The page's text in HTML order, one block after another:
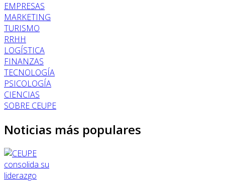
EMPRESAS
MARKETING
TURISMO
RRHH
LOGÍSTICA
FINANZAS
TECNOLOGÍA
PSICOLOGÍA
CIENCIAS
SOBRE CEUPE
Noticias más populares